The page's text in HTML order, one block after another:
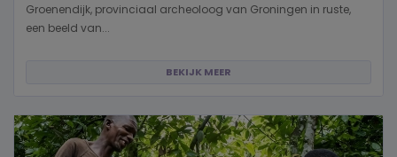
Groenendijk, provinciaal archeoloog van Groningen in ruste,
een beeld van...
BEKIJK MEER